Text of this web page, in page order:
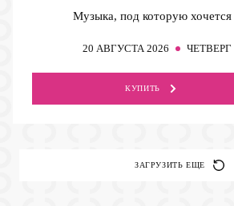
Музыка, под которую хочется
20 АВГУСТА 2026 ЧЕТВЕРГ
КУПИТЬ
ЗАГРУЗИТЬ ЕЩЕ